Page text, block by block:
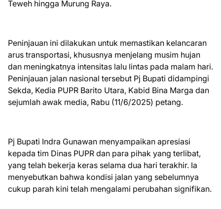
Teweh hingga Murung Raya.
Peninjauan ini dilakukan untuk memastikan kelancaran
arus transportasi, khususnya menjelang musim hujan
dan meningkatnya intensitas lalu lintas pada malam hari.
Peninjauan jalan nasional tersebut Pj Bupati didampingi
Sekda, Kedia PUPR Barito Utara, Kabid Bina Marga dan
sejumlah awak media, Rabu (11/6/2025) petang.
Pj Bupati Indra Gunawan menyampaikan apresiasi
kepada tim Dinas PUPR dan para pihak yang terlibat,
yang telah bekerja keras selama dua hari terakhir. Ia
menyebutkan bahwa kondisi jalan yang sebelumnya
cukup parah kini telah mengalami perubahan signifikan.